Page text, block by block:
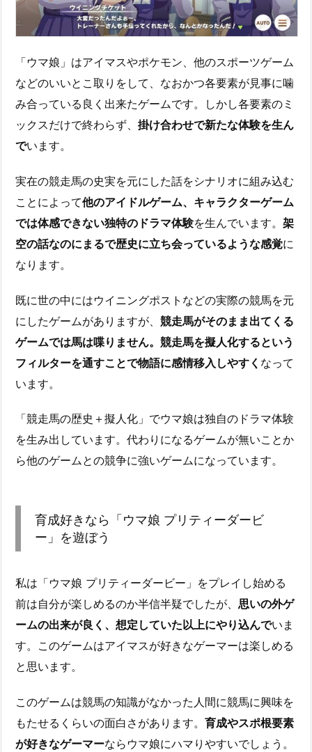
「ウマ娘」はアイマスやポケモン、他のスポーツゲーム
などのいいとこ取りをして、なおかつ各要素が見事に噛
み合っている良く出来たゲームです。しかし各要素のミ
ックスだけで終わらず、 掛け合わせで新たな体験を生ん
でいます。
実在の競走馬の史実を元にした話をシナリオに組み込む
ことによって他のアイドルゲーム、キャラクターゲーム
では体感できない独特のドラマ体験を生んでいます。 架
空の話なのにまるで歴史に立ち会っているような感覚に
なります。
既に世の中にはウイニングポストなどの実際の競馬を元
にしたゲームがありますが、 競走馬がそのまま出てくる
ゲームでは馬は喋りません。競走馬を擬人化するという
フィルターを通すことで物語に感情移入しやすく なって
います。
「競走馬の歴史＋擬人化」でウマ娘は独自のドラマ体験
を生み出しています。代わりになるゲームが無いことか
ら他のゲームとの競争に強いゲームになっています。
育成好きなら「ウマ娘 プリティーダービ
ー」を遊ぼう
私は「ウマ娘 プリティーダービー」をプレイし始める
前は自分が楽しめるのか半信半疑でしたが、 思いの外ゲ
ームの出来が良く、想定していた以上にやり込んでいま
す。このゲームはアイマスが好きなゲーマーは楽しめる
と思います。
このゲームは競馬の知識がなかった人間に競馬に興味を
もたせるくらいの面白さがあります。 育成やスポ根要素
が好きなゲーマーならウマ娘にハマりやすいでしょう。